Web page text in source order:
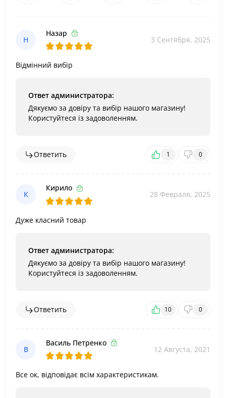
Н
Назар
3 Сентября, 2025
Відмінний вибір
Ответ администратора:
Дякуємо за довіру та вибір нашого магазину!
Користуйтеся із задоволенням.
Ответить 1 0
К
Кирило
28 Февраля, 2025
Дуже класний товар
Ответ администратора:
Дякуємо за довіру та вибір нашого магазину!
Користуйтеся із задоволенням.
Ответить 10 0
В
Василь Петренко
12 Августа, 2021
Все ок, відповідає всім характеристикам.